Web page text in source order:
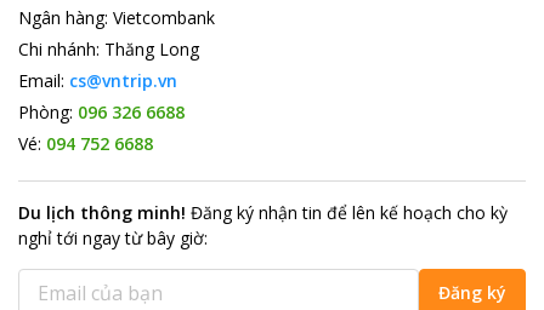
Ngân hàng: Vietcombank
Chi nhánh: Thăng Long
Email: cs@vntrip.vn
Phòng: 096 326 6688
Vé: 094 752 6688
Du lịch thông minh! Đăng ký nhận tin để lên kế hoạch cho kỳ
nghỉ tới ngay từ bây giờ:
Đăng ký